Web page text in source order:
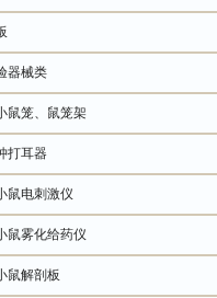
器械类
鼠笼、鼠笼架
打耳器
鼠电刺激仪
鼠雾化给药仪
鼠解剖板